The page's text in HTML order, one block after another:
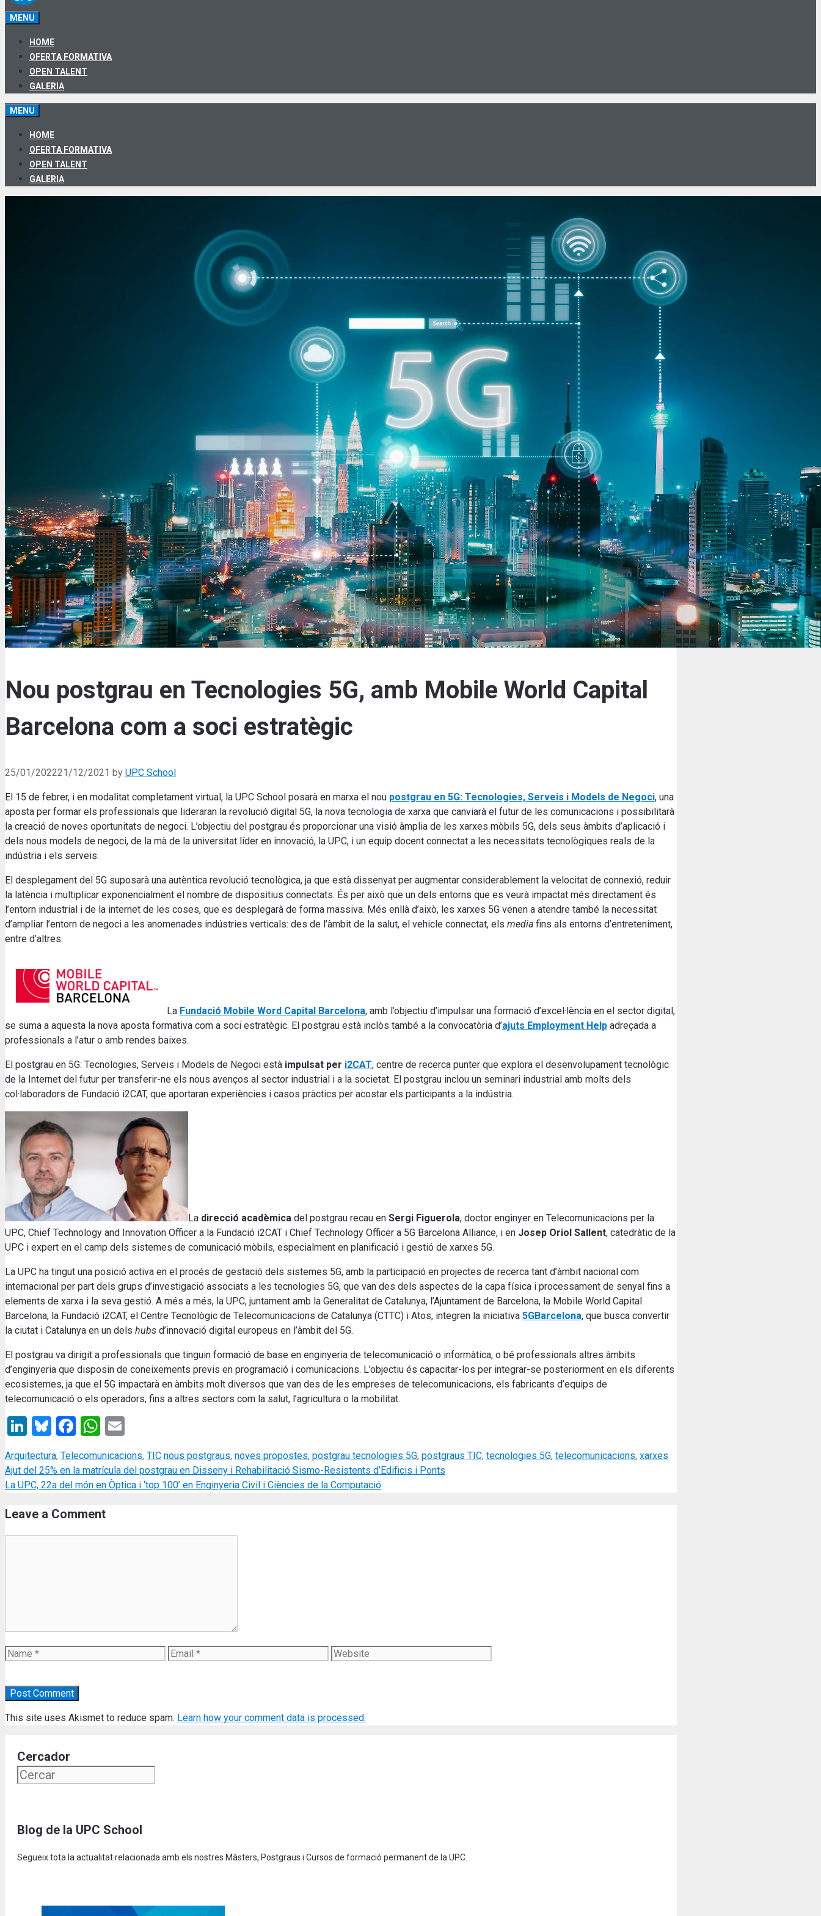
MENU
HOME
OFERTA FORMATIVA
OPEN TALENT
GALERIA
MENU
HOME
OFERTA FORMATIVA
OPEN TALENT
GALERIA
Nou postgrau en Tecnologies 5G, amb Mobile World Capital
Barcelona com a soci estratègic
25/01/202221/12/2021 by UPC School
El 15 de febrer, i en modalitat completament virtual, la UPC School posarà en marxa el nou postgrau en 5G: Tecnologies, Serveis i Models de Negoci, una
aposta per formar els professionals que lideraran la revolució digital 5G, la nova tecnologia de xarxa que canviarà el futur de les comunicacions i possibilitarà
la creació de noves oportunitats de negoci. L’objectiu del postgrau és proporcionar una visió àmplia de les xarxes mòbils 5G, dels seus àmbits d’aplicació i
dels nous models de negoci, de la mà de la universitat líder en innovació, la UPC, i un equip docent connectat a les necessitats tecnològiques reals de la
indústria i els serveis.
El desplegament del 5G suposarà una autèntica revolució tecnològica, ja que està dissenyat per augmentar considerablement la velocitat de connexió, reduir
la latència i multiplicar exponencialment el nombre de dispositius connectats. És per això que un dels entorns que es veurà impactat més directament és
l’entorn industrial i de la internet de les coses, que es desplegarà de forma massiva. Més enllà d’això, les xarxes 5G venen a atendre també la necessitat
d’ampliar l’entorn de negoci a les anomenades indústries verticals: des de l’àmbit de la salut, el vehicle connectat, els media fins als entorns d’entreteniment,
entre d’altres.
La Fundació Mobile Word Capital Barcelona, amb l’objectiu d’impulsar una formació d’excel·lència en el sector digital,
se suma a aquesta la nova aposta formativa com a soci estratègic. El postgrau està inclòs també a la convocatòria d’ajuts Employment Help adreçada a
professionals a l’atur o amb rendes baixes.
El postgrau en 5G: Tecnologies, Serveis i Models de Negoci està impulsat per i2CAT, centre de recerca punter que explora el desenvolupament tecnològic
de la Internet del futur per transferir-ne els nous avenços al sector industrial i a la societat. El postgrau inclou un seminari industrial amb molts dels
col·laboradors de Fundació i2CAT, que aportaran experiències i casos pràctics per acostar els participants a la indústria.
La direcció acadèmica del postgrau recau en Sergi Figuerola, doctor enginyer en Telecomunicacions per la
UPC, Chief Technology and Innovation Officer a la Fundació i2CAT i Chief Technology Officer a 5G Barcelona Alliance, i en Josep Oriol Sallent, catedràtic de la
UPC i expert en el camp dels sistemes de comunicació mòbils, especialment en planificació i gestió de xarxes 5G.
La UPC ha tingut una posició activa en el procés de gestació dels sistemes 5G, amb la participació en projectes de recerca tant d’àmbit nacional com
internacional per part dels grups d’investigació associats a les tecnologies 5G, que van des dels aspectes de la capa física i processament de senyal fins a
elements de xarxa i la seva gestió. A més a més, la UPC, juntament amb la Generalitat de Catalunya, l’Ajuntament de Barcelona, la Mobile World Capital
Barcelona, la Fundació i2CAT, el Centre Tecnològic de Telecomunicacions de Catalunya (CTTC) i Atos, integren la iniciativa 5GBarcelona, que busca convertir
la ciutat i Catalunya en un dels hubs d’innovació digital europeus en l’àmbit del 5G.
El postgrau va dirigit a professionals que tinguin formació de base en enginyeria de telecomunicació o informàtica, o bé professionals altres àmbits
d’enginyeria que disposin de coneixements previs en programació i comunicacions. L’objectiu és capacitar-los per integrar-se posteriorment en els diferents
ecosistemes, ja que el 5G impactarà en àmbits molt diversos que van des de les empreses de telecomunicacions, els fabricants d’equips de
telecomunicació o els operadors, fins a altres sectors com la salut, l’agricultura o la mobilitat.
LinkedIn
Bluesky
Facebook
WhatsApp
Categories
Arquitectura, Telecomunicacions, TIC Tags
nous postgraus, noves propostes, postgrau tecnologies 5G, postgraus TIC, tecnologies 5G, telecomunicacions, xarxes
Ajut del 25% en la matrícula del postgrau en Disseny i Rehabilitació Sismo-Resistents d’Edificis i Ponts
La UPC, 22a del món en Òptica i ‘top 100’ en Enginyeria Civil i Ciències de la Computació
Leave a Comment
Name Email Website
This site uses Akismet to reduce spam. Learn how your comment data is processed.
Cercador
Blog de la UPC School
Segueix tota la actualitat relacionada amb els nostres Màsters, Postgraus i Cursos de formació permanent de la UPC.